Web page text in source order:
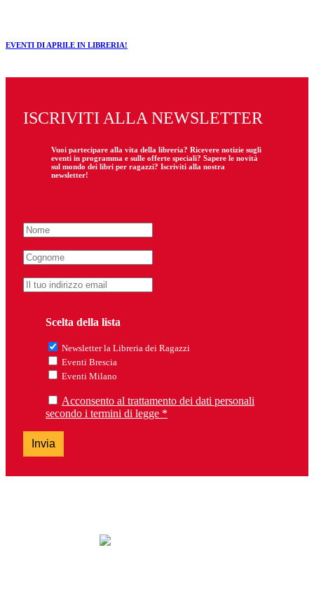
EVENTI DI APRILE IN LIBRERIA!
ISCRIVITI ALLA NEWSLETTER
Vuoi partecipare alla vita della libreria? Ricevere notizie sugli
eventi in programma e sulle offerte speciali? Sapere le novità
sul mondo dei libri per ragazzi? Iscriviti alla nostra
newsletter!
Scelta della lista
Newsletter la Libreria dei Ragazzi
Eventi Brescia
Eventi Milano
Acconsento al trattamento dei dati personali
secondo i termini di legge *
Invia